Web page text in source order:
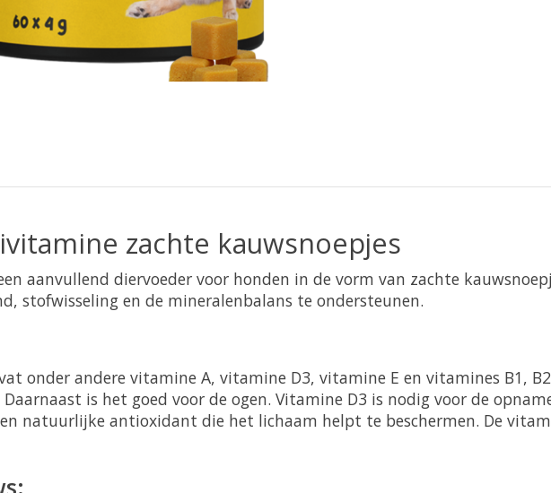
zachte kauwsnoepjes
aanvullend diervoeder voor honden in de vorm van zachte
stofwisseling en de mineralenbalans te ondersteunen.
onder andere vitamine A, vitamine D3, vitamine E en vitamines B1,
is het goed voor de ogen. Vitamine D3 is nodig voor de
natuurlijke antioxidant die het lichaam helpt te beschermen. De